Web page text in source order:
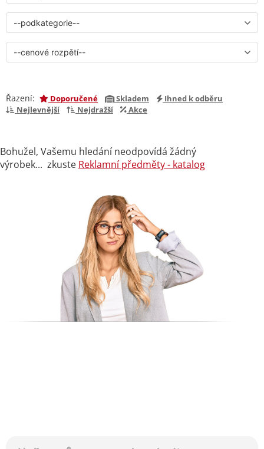
Řazení: Doporučené Skladem
Ihned k odběru
Nejlevnější
Nejdražší Akce
Bohužel, Vašemu hledání neodpovídá žádný
výrobek... zkuste Reklamní předměty - katalog